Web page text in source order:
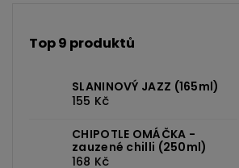
Top 9 produktů
SLANINOVÝ JAZZ (165ml)
155 Kč
CHIPOTLE OMÁČKA -
zauzené chilli (250ml)
168 Kč